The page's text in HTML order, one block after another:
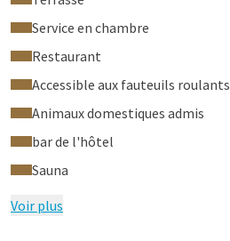
Service en chambre
Restaurant
Accessible aux fauteuils roulants
Animaux domestiques admis
bar de l'hôtel
Sauna
Voir plus